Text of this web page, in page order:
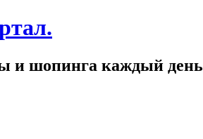
и шопинга каждый день